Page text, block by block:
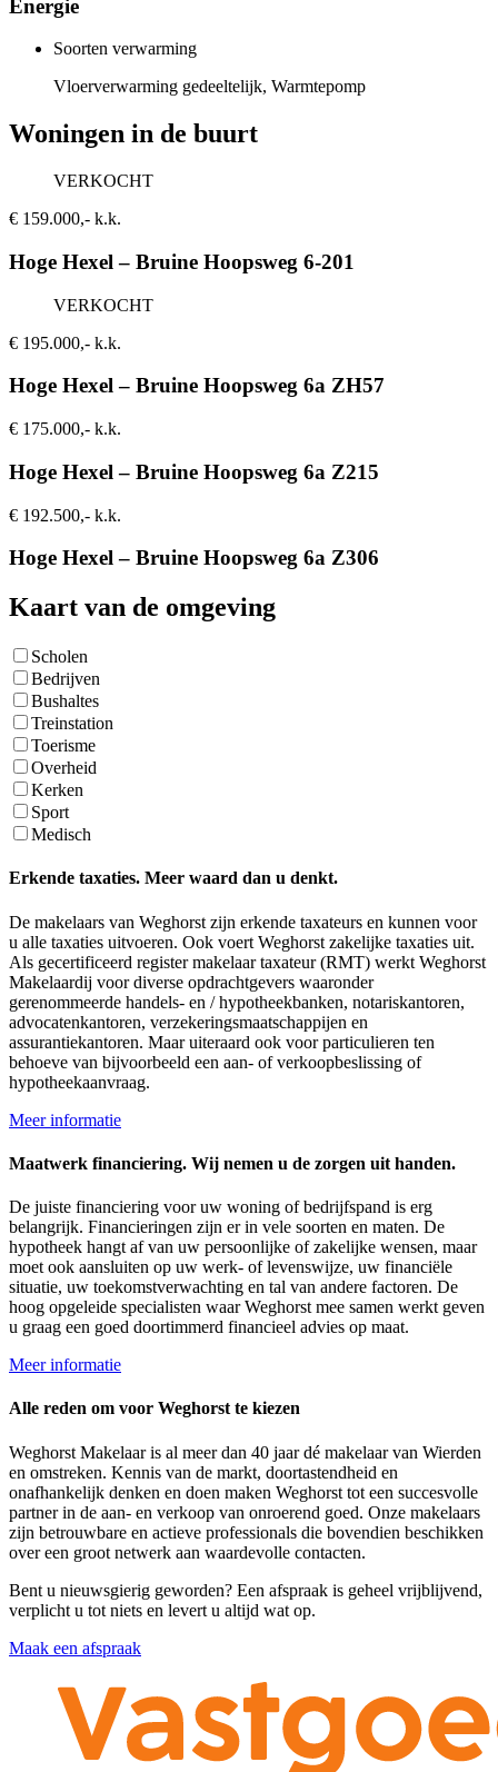
Energie
Soorten verwarming
Vloerverwarming gedeeltelijk, Warmtepomp
Woningen in de buurt
VERKOCHT
€ 159.000,- k.k.
Hoge Hexel – Bruine Hoopsweg 6-201
VERKOCHT
€ 195.000,- k.k.
Hoge Hexel – Bruine Hoopsweg 6a ZH57
€ 175.000,- k.k.
Hoge Hexel – Bruine Hoopsweg 6a Z215
€ 192.500,- k.k.
Hoge Hexel – Bruine Hoopsweg 6a Z306
Kaart van de omgeving
Scholen
Bedrijven
Bushaltes
Treinstation
Toerisme
Overheid
Kerken
Sport
Medisch
Erkende taxaties. Meer waard dan u denkt.
De makelaars van Weghorst zijn erkende taxateurs en kunnen voor
u alle taxaties uitvoeren. Ook voert Weghorst zakelijke taxaties uit.
Als gecertificeerd register makelaar taxateur (RMT) werkt Weghorst
Makelaardij voor diverse opdrachtgevers waaronder
gerenommeerde handels- en / hypotheekbanken, notariskantoren,
advocatenkantoren, verzekeringsmaatschappijen en
assurantiekantoren. Maar uiteraard ook voor particulieren ten
behoeve van bijvoorbeeld een aan- of verkoopbeslissing of
hypotheekaanvraag.
Meer informatie
Maatwerk financiering. Wij nemen u de zorgen uit handen.
De juiste financiering voor uw woning of bedrijfspand is erg
belangrijk. Financieringen zijn er in vele soorten en maten. De
hypotheek hangt af van uw persoonlijke of zakelijke wensen, maar
moet ook aansluiten op uw werk- of levenswijze, uw financiële
situatie, uw toekomstverwachting en tal van andere factoren. De
hoog opgeleide specialisten waar Weghorst mee samen werkt geven
u graag een goed doortimmerd financieel advies op maat.
Meer informatie
Alle reden om voor Weghorst te kiezen
Weghorst Makelaar is al meer dan 40 jaar dé makelaar van Wierden
en omstreken. Kennis van de markt, doortastendheid en
onafhankelijk denken en doen maken Weghorst tot een succesvolle
partner in de aan- en verkoop van onroerend goed. Onze makelaars
zijn betrouwbare en actieve professionals die bovendien beschikken
over een groot netwerk aan waardevolle contacten.
Bent u nieuwsgierig geworden? Een afspraak is geheel vrijblijvend,
verplicht u tot niets en levert u altijd wat op.
Maak een afspraak